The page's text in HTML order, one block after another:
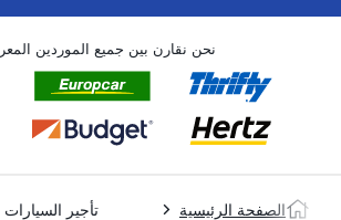
نحن نقارن بين جميع الموردين
الصفحة الرئيسية تأجير السيارات